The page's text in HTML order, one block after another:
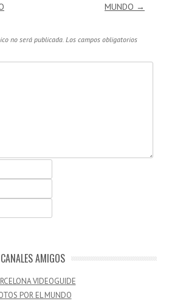
MUNDO →
no será publicada. Los campos obligatorios
CANALES AMIGOS
VIDEOGUIDE
POR EL MUNDO